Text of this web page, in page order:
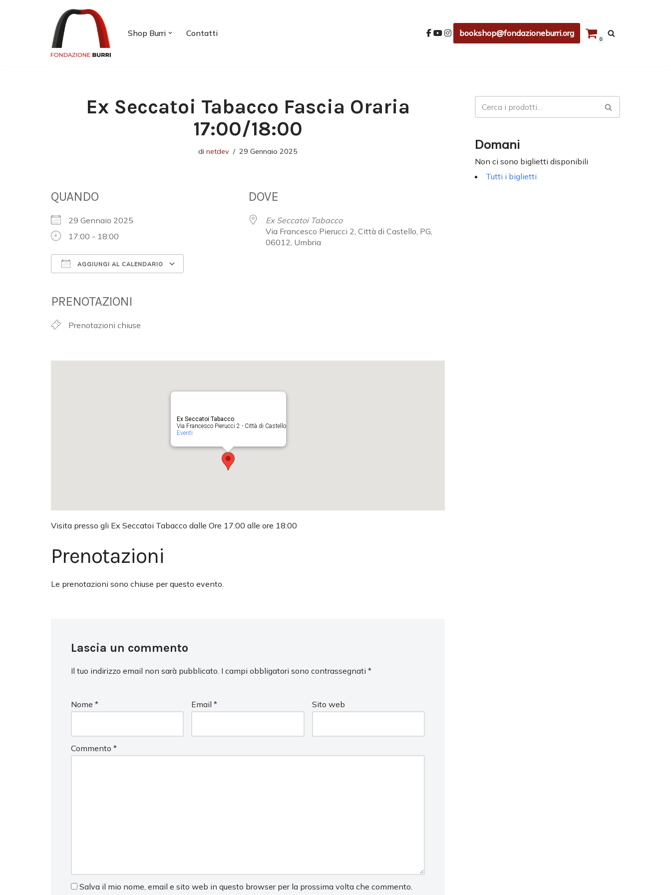
Shop Burri Contatti bookshop@fondazioneburri.org
0
Ex Seccatoi Tabacco Fascia Oraria
17:00/18:00
di netdev 29 Gennaio 2025
QUANDO
29 Gennaio 2025
17:00 - 18:00
AGGIUNGI AL CALENDARIO
PRENOTAZIONI
Prenotazioni chiuse
DOVE
Ex Seccatoi Tabacco
Via Francesco Pierucci 2, Città di Castello, PG,
06012, Umbria
Ex Seccatoi Tabacco
Via Francesco Pierucci 2 - Città di Castello
Eventi
Visita presso gli Ex Seccatoi Tabacco dalle Ore 17:00 alle ore 18:00
Prenotazioni
Le prenotazioni sono chiuse per questo evento.
Lascia un commento
Il tuo indirizzo email non sarà pubblicato. I campi obbligatori sono contrassegnati *
Nome * Email* Sito web
Commento *
Salva il mio nome, email e sito web in questo browser per la prossima volta che commento.
Domani
Non ci sono biglietti disponibili
Tutti i biglietti